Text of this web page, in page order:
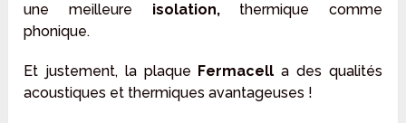
une meilleure isolation,thermique comme
phonique.
Et justement, la plaque Fermacell a des qualités
acoustiques et thermiques avantageuses !